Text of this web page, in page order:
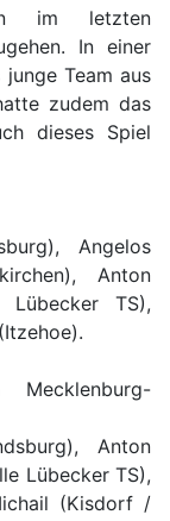
im letzten
In einer
Team aus
zudem das
dieses Spiel
Angelos
Anton
Lübecker TS),
Anton
Lübecker TS),
(Kisdorf /